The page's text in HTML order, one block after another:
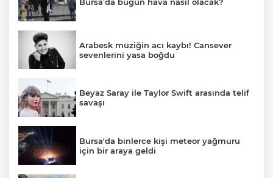
Arabesk müziğin acı kaybı! Cansever
sevenlerini yasa boğdu
Beyaz Saray ile Taylor Swift arasında telif
savaşı
Bursa'da binlerce kişi meteor yağmuru
için bir araya geldi